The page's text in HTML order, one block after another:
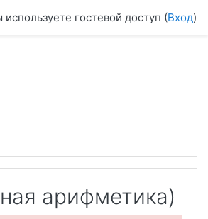
используете гостевой доступ (Вход)
арифметика)